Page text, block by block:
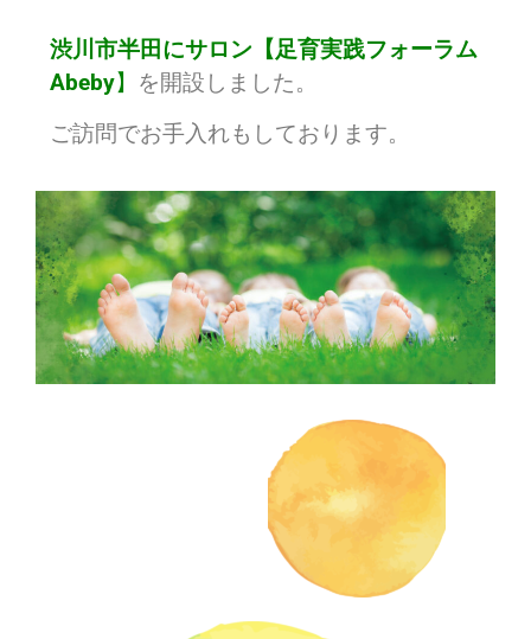
渋川市半田にサロン【足育実践フォーラム
Abeby】
を開設しました。
ご訪問でお手入れもしております。